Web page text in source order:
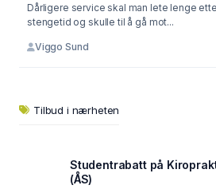
Dårligere service skal man lete lenge
stengetid og skulle til å gå mot...
Viggo Sund
Tilbud i nærheten
Studentrabatt på
(ÅS)